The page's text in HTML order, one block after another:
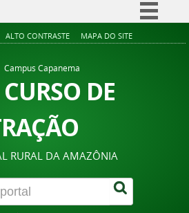
Simplifique!
Acesso à informação
Legislação
ALTO CONTRASTE MAPA DO SITE
Campus Capanema
CURSO DE
RURAL DA AMAZÔNIA